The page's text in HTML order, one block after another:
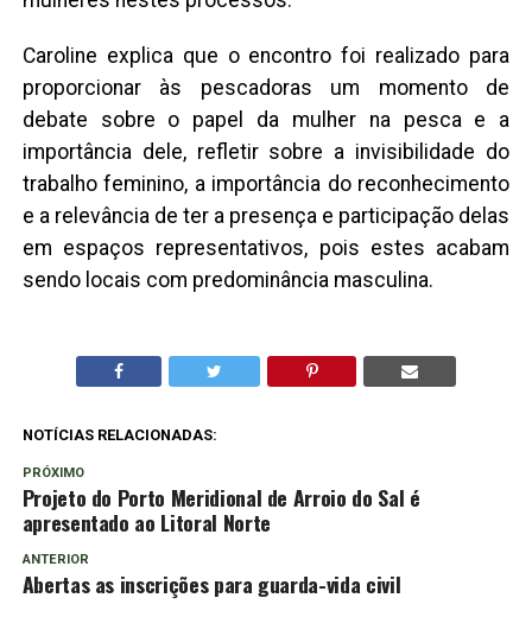
Caroline explica que o encontro foi realizado para
proporcionar às pescadoras um momento de
debate sobre o papel da mulher na pesca e a
importância dele, refletir sobre a invisibilidade do
trabalho feminino, a importância do reconhecimento
e a relevância de ter a presença e participação delas
em espaços representativos, pois estes acabam
sendo locais com predominância masculina.
NOTÍCIAS RELACIONADAS:
PRÓXIMO
Projeto do Porto Meridional de Arroio do Sal é
apresentado ao Litoral Norte
ANTERIOR
Abertas as inscrições para guarda-vida civil